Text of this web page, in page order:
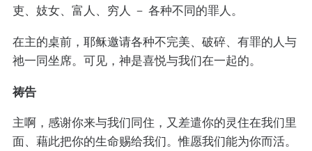
吏、妓女、富人、穷人 － 各种不同的罪人。
在主的桌前，耶稣邀请各种不完美、破碎、有罪的人与
祂一同坐席。可见，神是喜悦与我们在一起的。
祷告
主啊，感谢你来与我们同住，又差遣你的灵住在我们里
面、藉此把你的生命赐给我们。惟愿我们能为你而活。